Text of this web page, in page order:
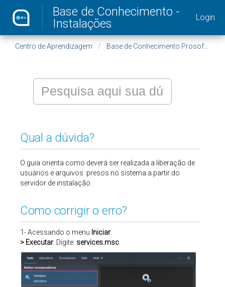
Base de Conhecimento -
Instalações
Login
Centro de Aprendizagem Base de Conhecimento Prosoft - Instalações
Qual a dúvida?
O guia orienta como deverá ser realizada a liberação de
usuários e arquivos presos no sistema a partir do
servidor de instalação.
Como corrigir o erro?
1- Acessando o menu Iniciar
> Executar. Digite: services.msc.